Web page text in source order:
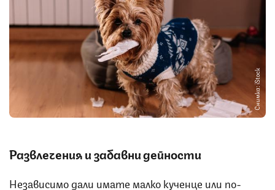
Снимка: iStock
Развлечения и забавни дейности
Независимо дали имате малко кученце или по-